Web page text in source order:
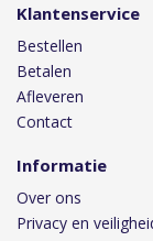
Klantenservice
Bestellen
Betalen
Afleveren
Contact
Informatie
Over ons
Privacy en